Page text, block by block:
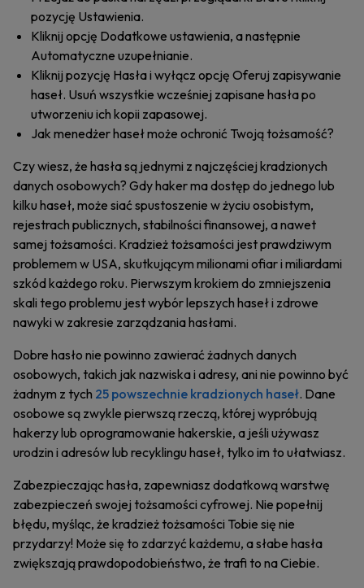
pozycję Ustawienia.
Kliknij opcję Dodatkowe ustawienia, a następnie
Automatyczne uzupełnianie.
Kliknij pozycję Hasła i wyłącz opcję Oferuj zapisywanie
haseł. Usuń wszystkie wcześniej zapisane hasła po
utworzeniu ich kopii zapasowej.
Jak menedżer haseł może ochronić Twoją tożsamość?
Czy wiesz, że hasła są jednymi z najczęściej kradzionych
danych osobowych? Gdy haker ma dostęp do jednego lub
kilku haseł, może siać spustoszenie w życiu osobistym,
rejestrach publicznych, stabilności finansowej, a nawet
samej tożsamości. Kradzież tożsamości jest prawdziwym
problemem w USA, skutkującym milionami ofiar i miliardami
szkód każdego roku. Pierwszym krokiem do zmniejszenia
skali tego problemu jest wybór lepszych haseł i zdrowe
nawyki w zakresie zarządzania hasłami.
Dobre hasło nie powinno zawierać żadnych danych
osobowych, takich jak nazwiska i adresy, ani nie powinno być
żadnym z tych 25 powszechnie kradzionych haseł. Dane
osobowe są zwykle pierwszą rzeczą, której wypróbują
hakerzy lub oprogramowanie hakerskie, a jeśli używasz
urodzin i adresów lub recyklingu haseł, tylko im to ułatwiasz.
Zabezpieczając hasła, zapewniasz dodatkową warstwę
zabezpieczeń swojej tożsamości cyfrowej. Nie popełnij
błędu, myśląc, że kradzież tożsamości Tobie się nie
przydarzy! Może się to zdarzyć każdemu, a słabe hasła
zwiększają prawdopodobieństwo, że trafi to na Ciebie.